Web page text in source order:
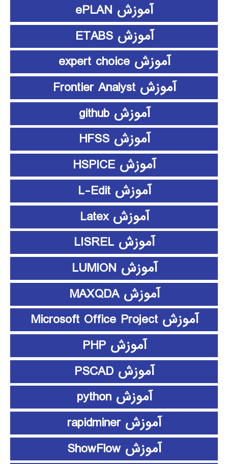
آموزش ePLAN
آموزش ETABS
آموزش expert choice
آموزش Frontier Analyst
آموزش github
آموزش HFSS
آموزش HSPICE
آموزش L-Edit
آموزش Latex
آموزش LISREL
آموزش LUMION
آموزش MAXQDA
آموزش Microsoft Office Project
آموزش PHP
آموزش PSCAD
آموزش python
آموزش rapidminer
آموزش ShowFlow